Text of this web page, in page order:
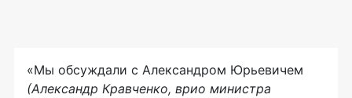
«Мы обсуждали с Александром Юрьевичем
(Александр Кравченко, врио министра